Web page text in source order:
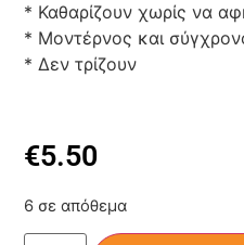
* Καθαρίζουν χωρίς να
* Μοντέρνος και
* Δεν τρίζουν
€5.50
6 σε απόθεμα